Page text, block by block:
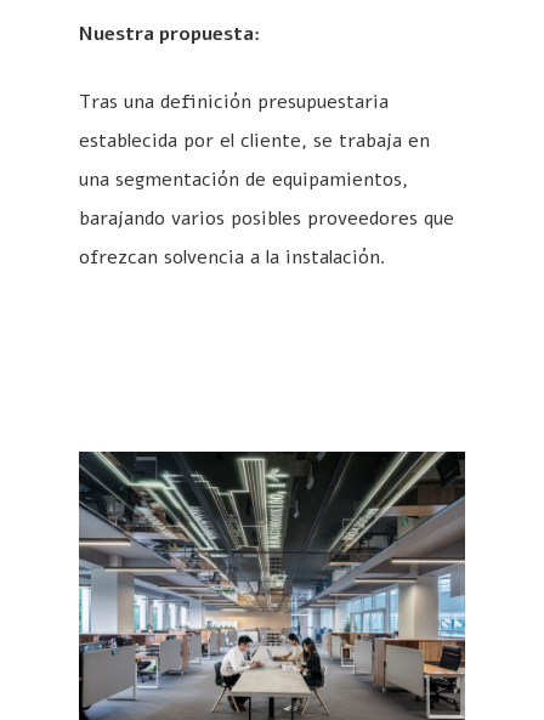
Nuestra propuesta:
Tras una definición presupuestaria
establecida por el cliente, se trabaja en
una segmentación de equipamientos,
barajando varios posibles proveedores que
ofrezcan solvencia a la instalación.